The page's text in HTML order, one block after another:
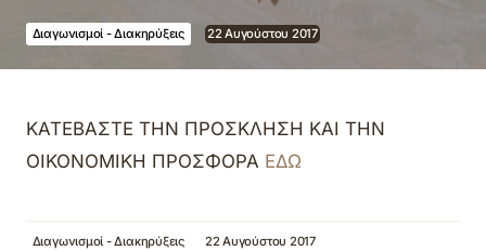
Διαγωνισμοί - Διακηρύξεις 22 Αυγούστου 2017
ΚΑΤΕΒΑΣΤΕ ΤΗΝ ΠΡΟΣΚΛΗΣΗ ΚΑΙ ΤΗΝ
ΟΙΚΟΝΟΜΙΚΗ ΠΡΟΣΦΟΡΑ ΕΔΩ
Διαγωνισμοί - Διακηρύξεις
22 Αυγούστου 2017